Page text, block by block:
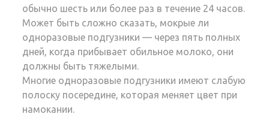
обычно шесть или более раз в течение 24 часов.
Может быть сложно сказать, мокрые ли
одноразовые подгузники — через пять полных
дней, когда прибывает обильное молоко, они
должны быть тяжелыми.
Многие одноразовые подгузники имеют слабую
полоску посередине, которая меняет цвет при
намокании.